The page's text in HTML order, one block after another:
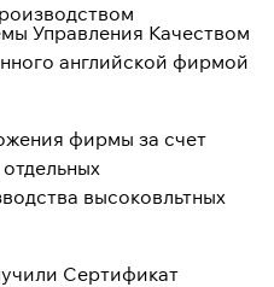
Управления Качеством
английской фирмой
фирмы за счет
высоковльтных
Сертификат